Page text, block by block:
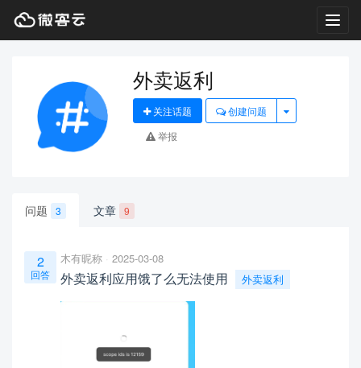
外卖返利
关注话题
创建问题
举报
问题 3 文章 9
2
回答
木有昵称 2025-03-08
外卖返利应用饿了么无法使用 外卖返利